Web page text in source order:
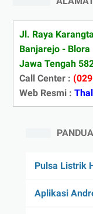
Jl. Raya
Banjarejo - Blora
Jawa Tengah
Call Center :
Web Resmi :
Pulsa Listrik
Aplikasi